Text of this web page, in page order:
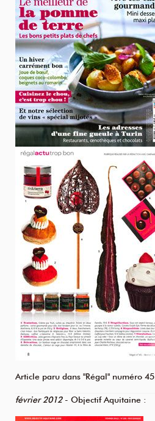
Article paru dans "Régal" numéro 45.
février 2012- Objectif Aquitaine :